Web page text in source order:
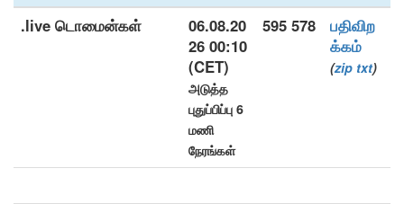
.live டொமைன்கள்
06.08.20
26 00:10
(CET)
அடுத்த
புதுப்பிப்பு 6
மணி
நேரங்கள்
595 578
பதிவிற
க்கம்
(zip txt)